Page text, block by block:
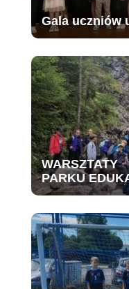
Gala uczniów
PARKU